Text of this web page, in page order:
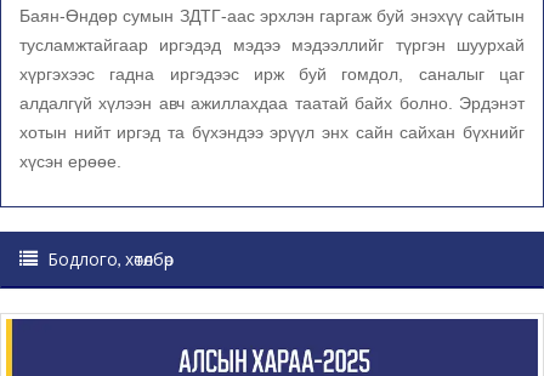
Баян-Өндөр сумын ЗДТГ-аас эрхлэн гаргаж буй энэхүү сайтын
тусламжтайгаар иргэдэд мэдээ мэдээллийг түргэн шуурхай
хүргэхээс гадна иргэдээс ирж буй гомдол, саналыг цаг
алдалгүй хүлээн авч ажиллахдаа таатай байх болно. Эрдэнэт
хотын нийт иргэд та бүхэндээ эрүүл энх сайн сайхан бүхнийг
хүсэн ерөөе.
Бодлого, хөтөлбөр